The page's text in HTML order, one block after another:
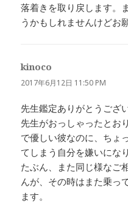
落着きを取り戻します。
うかもしれませんけどお
kinoco
り:
2017年6月12日 11:50 PM
先生鑑定ありがとうござ
先生がおっしゃったとお
で優しい彼なのに、ちょ
てしまう自分を嫌いにな
たぶん、また同じ様なご
んが、その時はまた乗っ
ます。